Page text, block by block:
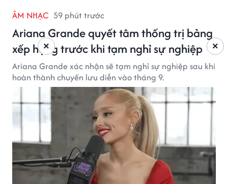
ÂM NHẠC 59 phút trước
Ariana Grande quyết tâm thống trị bảng
xếp hạng trước khi tạm nghỉ sự nghiệp
Ariana Grande xác nhận sẽ tạm nghỉ sự nghiệp sau khi
hoàn thành chuyến lưu diễn vào tháng 9.
×
×